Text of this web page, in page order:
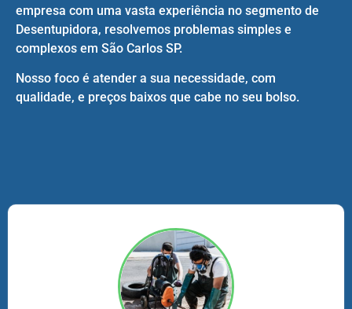
empresa com uma vasta experiência no segmento de
Desentupidora, resolvemos problemas simples e
complexos em São Carlos SP.
Nosso foco é atender a sua necessidade, com
qualidade, e preços baixos que cabe no seu bolso.